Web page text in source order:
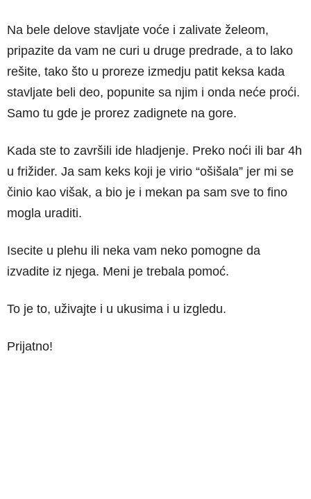
Na bele delove stavljate voće i zalivate želeom,
pripazite da vam ne curi u druge predrade, a to lako
rešite, tako što u proreze izmedju patit keksa kada
stavljate beli deo, popunite sa njim i onda neće proći.
Samo tu gde je prorez zadignete na gore.
Kada ste to završili ide hladjenje. Preko noći ili bar 4h
u frižider. Ja sam keks koji je virio “ošišala” jer mi se
činio kao višak, a bio je i mekan pa sam sve to fino
mogla uraditi.
Isecite u plehu ili neka vam neko pomogne da
izvadite iz njega. Meni je trebala pomoć.
To je to, uživajte i u ukusima i u izgledu.
Prijatno!